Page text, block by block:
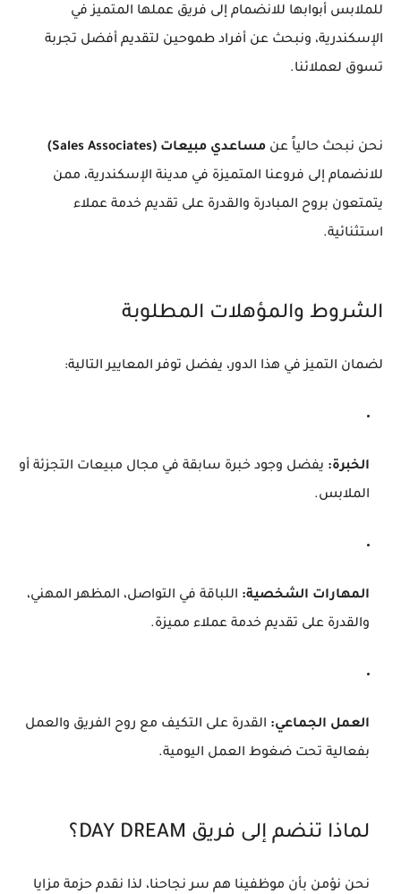
للملابس أبوابها للانضمام إلى فريق عملها المتميز في
الإسكندرية، ونبحث عن أفراد طموحين لتقديم أفضل تجربة
تسوق لعملائنا.
نحن نبحث حالياً عن مساعدي مبيعات (Sales Associates)
للانضمام إلى فروعنا المتميزة في مدينة الإسكندرية، ممن
يتمتعون بروح المبادرة والقدرة على تقديم خدمة عملاء
استثنائية.
الشروط والمؤهلات المطلوبة
لضمان التميز في هذا الدور، يفضل توفر المعايير التالية:
الخبرة: يفضل وجود خبرة سابقة في مجال مبيعات التجزئة أو
الملابس.
المهارات الشخصية: اللباقة في التواصل، المظهر المهني،
والقدرة على تقديم خدمة عملاء مميزة.
العمل الجماعي: القدرة على التكيف مع روح الفريق والعمل
بفعالية تحت ضغوط العمل اليومية.
لماذا تنضم إلى فريق DAY DREAM؟
نحن نؤمن بأن موظفينا هم سر نجاحنا، لذا نقدم حزمة مزايا